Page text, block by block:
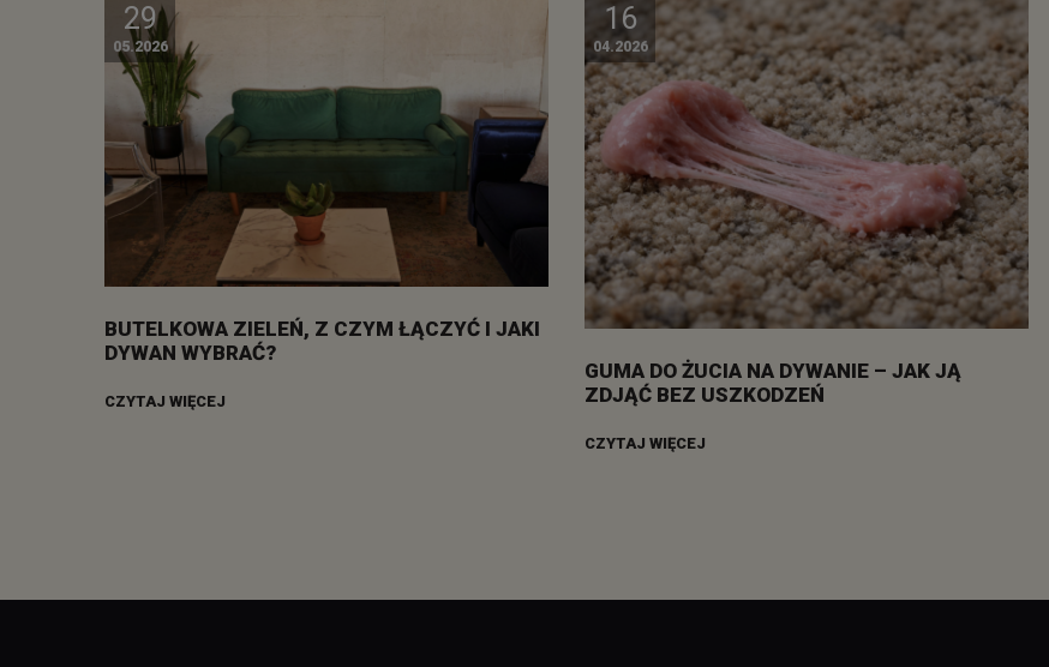
29
05.2026
BUTELKOWA ZIELEŃ, Z CZYM ŁĄCZYĆ I JAKI
DYWAN WYBRAĆ?
CZYTAJ WIĘCEJ
16
04.2026
GUMA DO ŻUCIA NA DYWANIE – JAK JĄ
ZDJĄĆ BEZ USZKODZEŃ
CZYTAJ WIĘCEJ